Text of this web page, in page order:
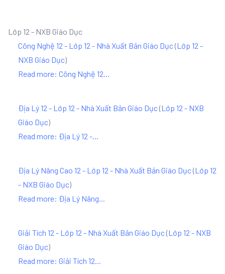
Lớp 12 - NXB Giáo Dục
Công Nghệ 12 - Lớp 12 - Nhà Xuất Bản Giáo Dục(Lớp 12 -
NXB Giáo Dục)
Read more: Công Nghệ 12...
Địa Lý 12 - Lớp 12 - Nhà Xuất Bản Giáo Dục(Lớp 12 - NXB
Giáo Dục)
Read more: Địa Lý 12 -...
Địa Lý Nâng Cao 12 - Lớp 12 - Nhà Xuất Bản Giáo Dục(Lớp 12
- NXB Giáo Dục)
Read more: Địa Lý Nâng...
Giải Tích 12 - Lớp 12 - Nhà Xuất Bản Giáo Dục(Lớp 12 - NXB
Giáo Dục)
Read more: Giải Tích 12...